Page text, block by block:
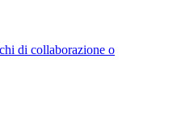
di collaborazione o